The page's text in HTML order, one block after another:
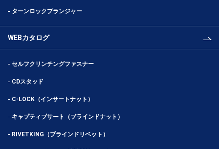
ターンロックプランジャー
WEBカタログ
セルフクリンチングファスナー
CDスタッド
C-LOCK（インサートナット）
キャプティブサート（ブラインドナット）
RIVETKING（ブラインドリベット）